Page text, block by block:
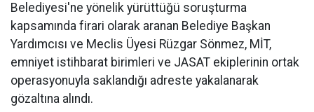
Belediyesi'ne yönelik yürüttüğü soruşturma
kapsamında firari olarak aranan Belediye Başkan
Yardımcısı ve Meclis Üyesi Rüzgar Sönmez, MİT,
emniyet istihbarat birimleri ve JASAT ekiplerinin ortak
operasyonuyla saklandığı adreste yakalanarak
gözaltına alındı.